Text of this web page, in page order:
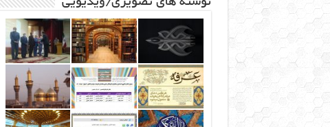
نوشته های تصویری/ویدیویی